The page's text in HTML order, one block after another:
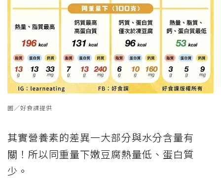
圖／好食課提供
其實營養素的差異一大部分與水分含量有
關！所以同重量下嫩豆腐熱量低、蛋白質
少。